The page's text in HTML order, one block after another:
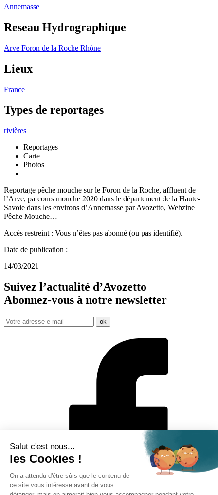
Annemasse
Reseau Hydrographique
Arve Foron de la Roche Rhône
Lieux
France
Types de reportages
rivières
Reportages
Carte
Photos
Reportage pêche mouche sur le Foron de la Roche, affluent de
l’Arve, parcours mouche 2020 dans le département de la Haute-
Savoie dans les environs d’Annemasse par Avozetto, Webzine
Pêche Mouche…
Accès restreint : Vous n’êtes pas abonné (ou pas identifié).
Date de publication :
14/03/2021
Suivez l’actualité d’Avozetto
Abonnez-vous à notre newsletter